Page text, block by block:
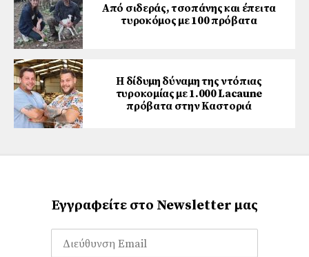
Από σιδεράς, τσοπάνης και έπειτα
τυροκόμος με 100 πρόβατα
Η δίδυμη δύναμη της ντόπιας
τυροκομίας με 1.000 Lacaune
πρόβατα στην Καστοριά
Εγγραφείτε στο Newsletter μας